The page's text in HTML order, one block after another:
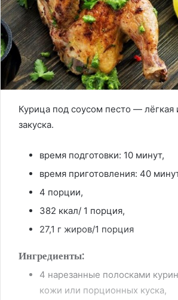
Курица под соусом песто — лёгкая
закуска.
время подготовки: 10 минут,
время приготовления: 40
4 порции,
382 ккал/ 1 порция,
27,1 г жиров/1 порция
Ингредиенты:
4 нарезанные полосками
кожи или порционных куска,